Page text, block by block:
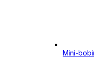
Mini-